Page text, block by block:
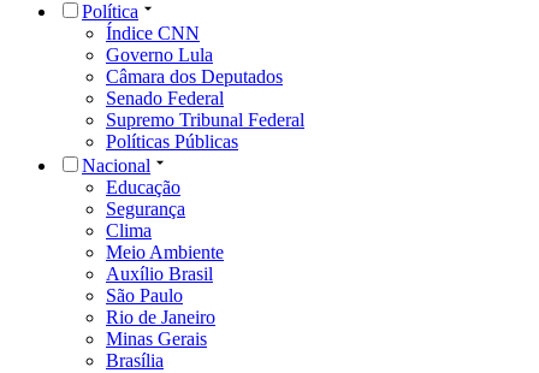
Política
Índice CNN
Governo Lula
Câmara dos Deputados
Senado Federal
Supremo Tribunal Federal
Políticas Públicas
Nacional
Educação
Segurança
Clima
Meio Ambiente
Auxílio Brasil
São Paulo
Rio de Janeiro
Minas Gerais
Brasília